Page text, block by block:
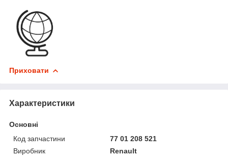
Приховати
Характеристики
Основні
Код запчастини
77 01 208 521
Виробник
Renault